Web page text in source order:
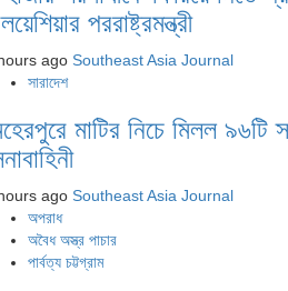
পররাষ্ট্রমন্ত্রী
ago Southeast Asia Journal
সারাদেশ
মাটির নিচে মিলল
ago Southeast Asia Journal
অপরাধ
অবৈধ অস্ত্র পাচার
পার্বত্য চট্টগ্রাম